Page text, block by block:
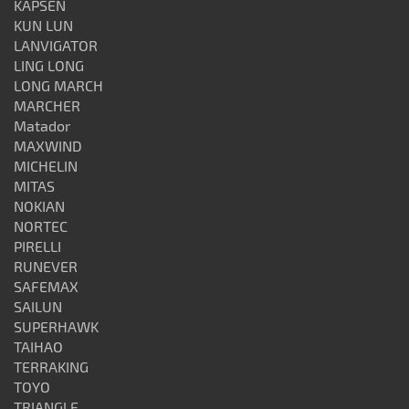
KAPSEN
KUN LUN
LANVIGATOR
LING LONG
LONG MARCH
MARCHER
Matador
MAXWIND
MICHELIN
MITAS
NOKIAN
NORTEC
PIRELLI
RUNEVER
SAFEMAX
SAILUN
SUPERHAWK
TAIHAO
TERRAKING
TOYO